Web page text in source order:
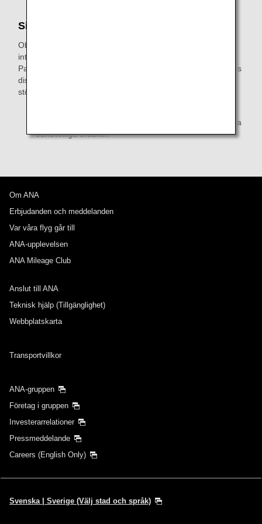
Sittplatsinställningar
Observera att av säkerhetsskäl är säten vid nödutgångar
inte tillgängliga för passagerare som behöver assistans.
Passagerare med servicehundar ombeds att kontakta ANA:s
disk för särskild assistans för att ordna sittplatser som i
största möjliga mån tillgodoser deras behov.
meddelande på grund av flygplansändringar eller andra
oundvikliga orsaker.
Om ANA
Erbjudanden och meddelanden
Var våra flyg går till
ANA-upplevelsen
ANA Mileage Club
Anslut till ANA
Teknisk hjälp (Tillgänglighet)
Webbplatskarta
Transportvillkor
ANA-gruppen
Företag i gruppen
Investerarrelationer
Pressmeddelande
Careers (English Only)
Svenska | Sverige (Välj stad och språk)